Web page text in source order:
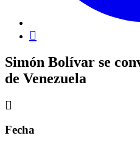
Simón Bolívar se
de Venezuela
Fecha